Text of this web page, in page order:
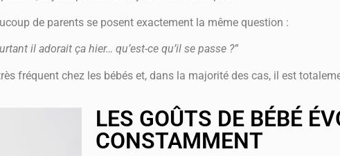
de parents se posent exactement la même question :
il adorait ça hier… qu’est-ce qu’il se passe ?”
fréquent chez les bébés et, dans la majorité des cas, il est
LES GOÛTS DE BÉBÉ
CONSTAMMENT